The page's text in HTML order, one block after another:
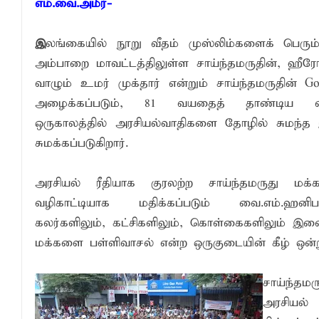
அக்கரைப்பற்று பொலிஸ் பிரிவில்
தென்கிழக்குப் பல்கலைக்கழகத்தில்
காலத்தின் தேவை – பீடாதிபதி பேராசிரியர்
தீகவாபியில் பயிர்ச்செய்கைகள் நாசம்-
தென்கிழக்குப் பல்கலைக்கழகத்திற்கு
தென்கிழக்குப் பல்கலையில் மூன்று
நினைவுப் பதக்கங்கள் மற்றும் சிறப்புப்
இலங்கை அஹ்திய்யா பாடசாலைகளின்
தென்கிழக்குப் பல்கலைக்கழக ஊழியர்
வியப்பில் ஆழ்த்தும் விபூதி மலை! –
சாய்ந்தமருது லீடர் அஸ்ரப்
சாய்ந்தமருது ரியல் பிளாஸ்டர்
எம்.வை.அமீர்-
இலங்கையில் நூறு வீதம் முஸ்லிம்களைக்
அம்பாறை மாவட்டத்திலுள்ள சாய்ந்தமருதின்,
வாழும் உமர் முக்தார் என்றும் சாய்ந்தமருதின்
அழைக்கப்படும், 81 வயதைத் தாண்டிய
ஒருகாலத்தில் அரசியல்வாதிகளை தோழில்
சுமக்கப்படுகிறார்.
அரசியல் ரீதியாக குரலற்ற சாய்ந்தமருது
வழிகாட்டியாக மதிக்கப்படும்
கலர்களிலும், கட்சிகளிலும், கொள்கைகளிலும்
மக்களை பள்ளிவாசல் என்ற ஒருகுடையின் கீழ் ஒன்று